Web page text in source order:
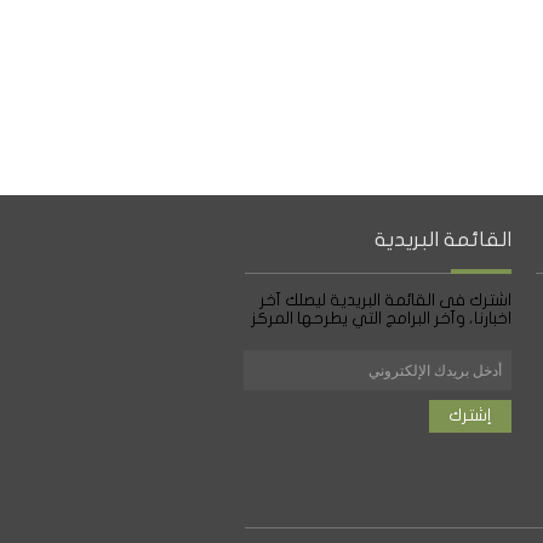
القائمة البريدية
اشترك فى القائمة البريدية ليصلك آخر
اخبارنا، وآخر البرامج التي يطرحها المركز